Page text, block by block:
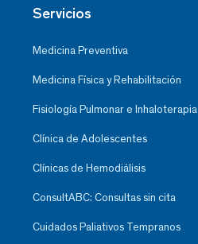
Servicios
Medicina Preventiva
Medicina Física y Rehabilitación
Fisiología Pulmonar e Inhaloterapia
Clínica de Adolescentes
Clínicas de Hemodiálisis
ConsultABC: Consultas sin cita
Cuidados Paliativos Tempranos